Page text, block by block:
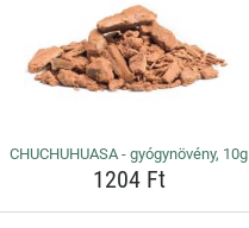
CHUCHUHUASA - gyógynövény, 10g
1204 Ft